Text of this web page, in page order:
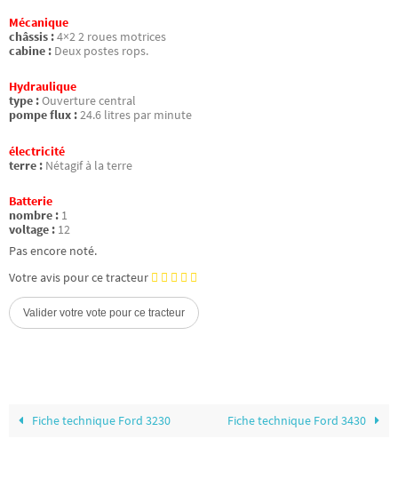
Mécanique
châssis :4×2 2 roues motrices
cabine : Deux postes rops.
Hydraulique
type :Ouverture central
pompe flux :24.6 litres par minute
électricité
terre : Nétagif à la terre
Batterie
nombre : 1
voltage : 12
Pas encore noté.
Votre avis pour ce tracteur
Fiche technique Ford 3230 Fiche technique Ford 3430